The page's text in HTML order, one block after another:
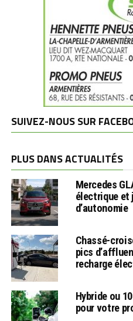
SUIVEZ-NOUS SUR
PLUS DANS ACTUALITÉS
Mercedes
électrique et
d’autonomie
Chassé-
pics
recharge
Hybride ou
pour votre